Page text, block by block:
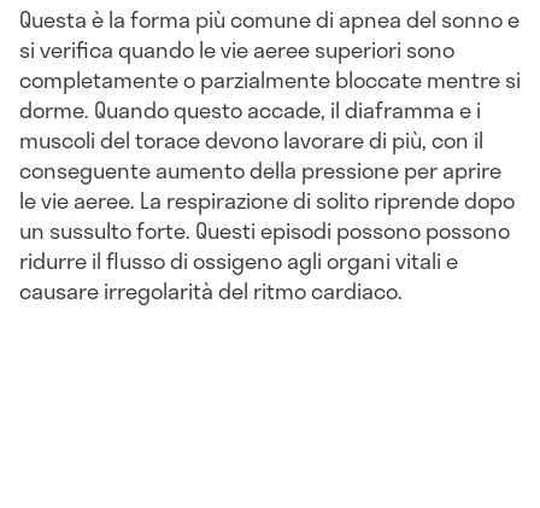
Questa è la forma più comune di apnea del sonno e
si verifica quando le vie aeree superiori sono
completamente o parzialmente bloccate mentre si
dorme. Quando questo accade, il diaframma e i
muscoli del torace devono lavorare di più, con il
conseguente aumento della pressione per aprire
le vie aeree. La respirazione di solito riprende dopo
un sussulto forte. Questi episodi possono possono
ridurre il flusso di ossigeno agli organi vitali e
causare irregolarità del ritmo cardiaco.